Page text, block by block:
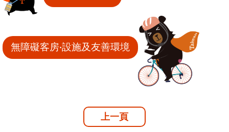
無障礙客房‧設施及友善環境
上一頁